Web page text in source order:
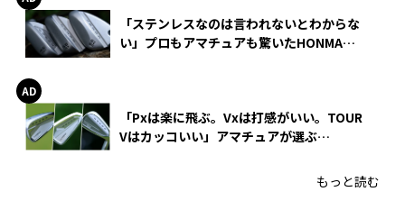
「ステンレスなのは言われないとわからな
い」プロもアマチュアも驚いたHONMA
「Pxは楽に飛ぶ。Vxは打感がいい。TOUR
Vはカッコいい」アマチュアが選ぶ
もっと読む